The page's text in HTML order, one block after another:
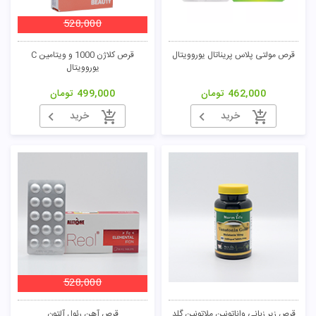
قرص مولتی پلاس پریناتال یوروویتال
462,000 تومان
خرید
قرص کلاژن 1000 و ویتامین C
یوروویتال
528,000
499,000 تومان
خرید
528,000
تومان